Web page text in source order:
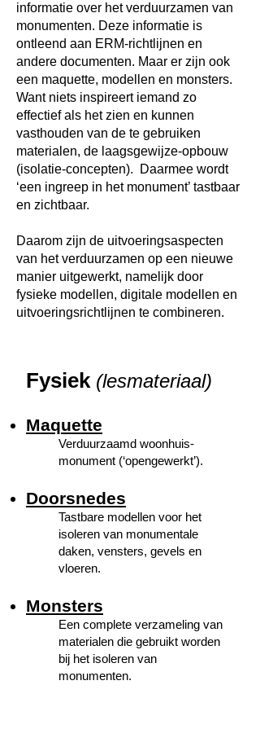
informatie over het verduurzamen van
monumenten. Deze informatie is
ontleend aan ERM-richtlijnen en
andere documenten. Maar er zijn ook
een maquette, modellen en monsters.
Want niets inspireert iemand zo
effectief als het zien en kunnen
vasthouden van de te gebruiken
materialen, de laagsgewijze-opbouw
(isolatie-concepten). Daarmee wordt
‘een ingreep in het monument’ tastbaar
en zichtbaar.
Daarom zijn de uitvoeringsaspecten
van het verduurzamen op een nieuwe
manier uitgewerkt, namelijk door
fysieke modellen, digitale modellen en
uitvoeringsrichtlijnen te combineren.
Fysiek (lesmateriaal)
Maquette
Verduurzaamd woonhuis-
monument (‘opengewerkt’).
Doorsnedes
Tastbare modellen voor het
isoleren van monumentale
daken, vensters, gevels en
vloeren.
Monsters
Een complete verzameling van
materialen die gebruikt worden
bij het isoleren van
monumenten.